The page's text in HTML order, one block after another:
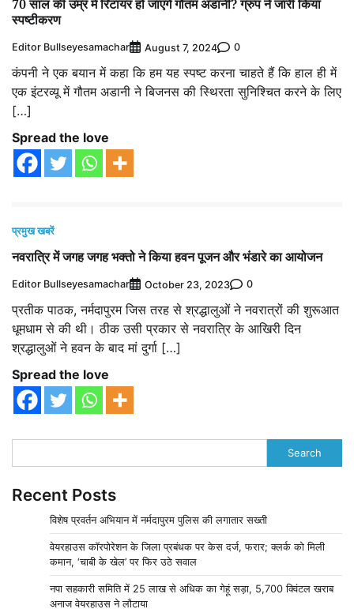
70 साल की उम्र में रिटायर हो जाएंगे गौतम अडानी? ग्रुप ने जारी किया
स्पष्टीकरण
Editor Bullseyesamachar August 7, 2024 0
कंपनी ने एक बयान में कहा कि हम यह स्पष्ट करना चाहते हैं कि हाल ही में
एक इंटरव्यू में गौतम अडानी ने बिजनस की स्थिरता सुनिश्चित करने के लिए
[…]
Spread the love
प्रमुख खबरें
नवरात्रि में जगह जगह भक्तो ने किया हवन पूजन और भंडारे का आयोजन
Editor Bullseyesamachar October 23, 2023 0
प्रतीक पाठक, नर्मदापुरम जिस तरह से श्रद्धालुओं ने नवरात्रों की शुरूआत
धूमधाम से की थी। ठीक उसी प्रकार से नवरात्रि के आखिरी दिन
श्रद्धालुओं ने हवन के बाद मां दुर्गा […]
Spread the love
Search
Recent Posts
विशेष प्रवर्तन अभियान में नर्मदापुरम पुलिस की लगातार सख्ती
वेयरहाउस कॉरपोरेशन के जिला प्रबंधक पर केस दर्ज, फरार; क्लर्क को मिली
कमान, ‘चाबी के खेल’ पर फिर उठे सवाल
नपा सहकारी समिति में 25 लाख से अधिक का गेहूं सड़ा, 5,700 क्विंटल खराब
अनाज वेयरहाउस ने लौटाया